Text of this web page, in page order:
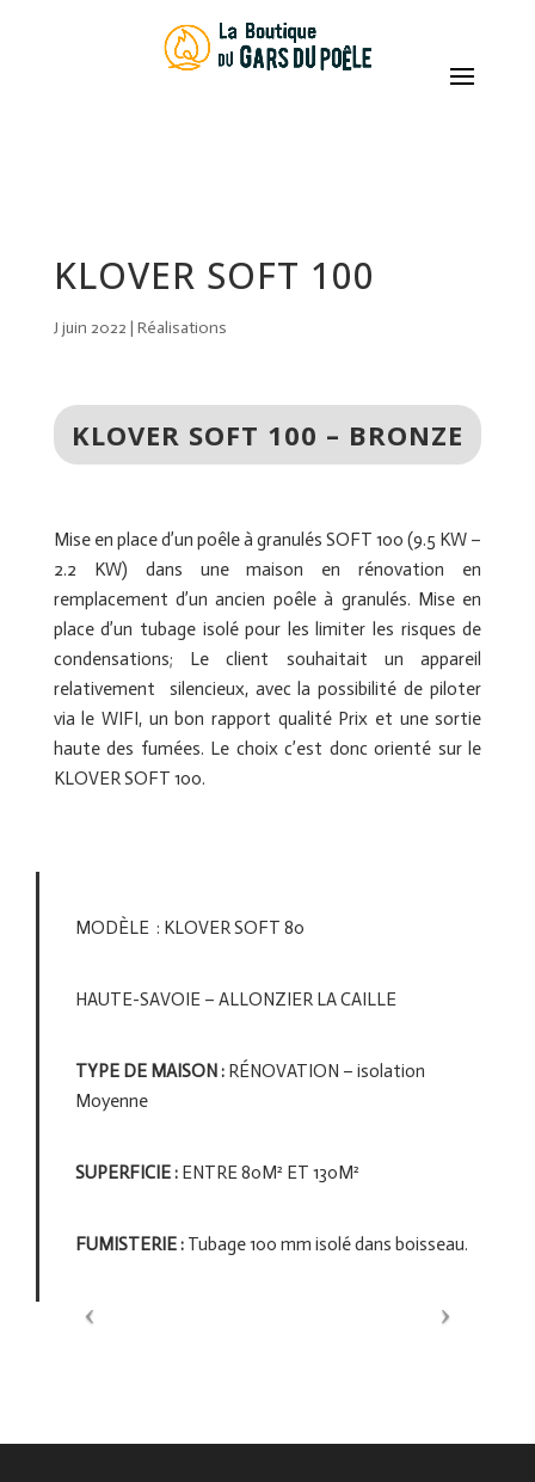
KLOVER SOFT 100
J juin 2022 | Réalisations
KLOVER SOFT 100 – BRONZE
Mise en place d’un poêle à granulés SOFT 100 (9.5 KW –
2.2 KW) dans une maison en rénovation en
remplacement d’un ancien poêle à granulés. Mise en
place d’un tubage isolé pour les limiter les risques de
condensations; Le client souhaitait un appareil
relativement silencieux, avec la possibilité de piloter
via le WIFI, un bon rapport qualité Prix et une sortie
haute des fumées. Le choix c’est donc orienté sur le
KLOVER SOFT 100.
MODÈLE : KLOVER SOFT 80
HAUTE-SAVOIE – ALLONZIER LA CAILLE
TYPE DE MAISON :RÉNOVATION – isolation
Moyenne
SUPERFICIE :ENTRE 80M² ET 130M²
FUMISTERIE :Tubage 100 mm isolé dans boisseau.